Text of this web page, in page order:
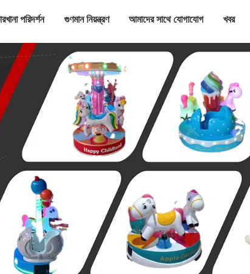
পরিদর্শন গুণমান নিয়ন্ত্রণ আমাদের সাথে যোগাযোগ খবর